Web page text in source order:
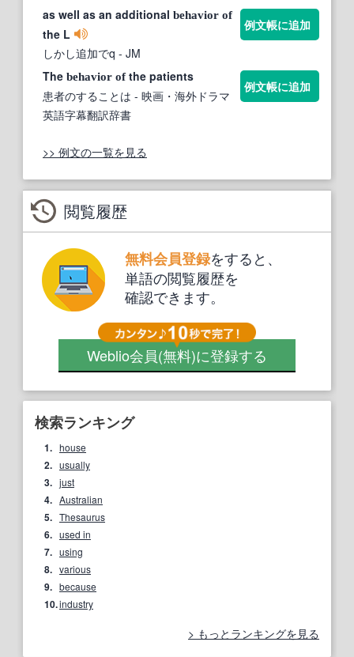
as well as an additional behavior of
the L
しかし追加でq - JM
例文帳に追加
The behavior ofthe patients
患者のすることは - 映画・海外ドラマ
英語字幕翻訳辞書
例文帳に追加
>> 例文の一覧を見る
閲覧履歴
無料会員登録をすると、
単語の閲覧履歴を
確認できます。
Weblio会員(無料)に登録する
検索ランキング
1. house
2. usually
3. just
4. Australian
5. Thesaurus
6. used in
7. using
8. various
9. because
10.industry
もっとランキングを見る